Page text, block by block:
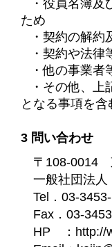
・役員名簿
ため
・契約の解
・契約や法
・他の事業
・その他、
となる事項を含
3 問い合わせ
〒108-0014
一般社団法
Tel．03-
Fax．03-
HP ：http://